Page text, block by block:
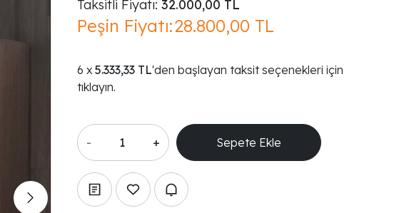
Taksitli Fiyatı: 32.000,00 TL
Peşin Fiyatı:28.800,00 TL
5.333,33 TL'den başlayan taksit seçenekleri için
tıklayın.
- +